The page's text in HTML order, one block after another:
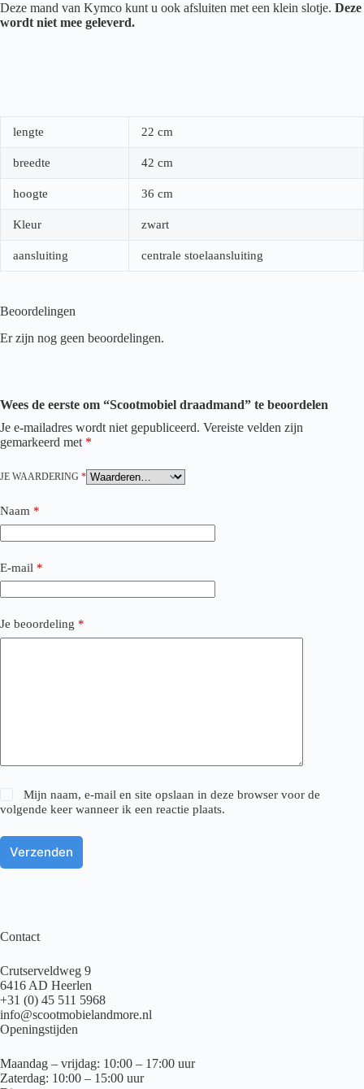
Deze mand van Kymco kunt u ook afsluiten met een klein slotje. Deze
wordt niet mee geleverd.
lengte 22 cm
breedte 42 cm
hoogte 36 cm
Kleur zwart
aansluiting centrale stoelaansluiting
Beoordelingen
Er zijn nog geen beoordelingen.
Wees de eerste om “Scootmobiel draadmand” te beoordelen
Je e-mailadres wordt niet gepubliceerd. Vereiste velden zijn
gemarkeerd met *
JE WAARDERING *
Naam *
E-mail *
Je beoordeling *
Mijn naam, e-mail en site opslaan in deze browser voor de
volgende keer wanneer ik een reactie plaats.
Verzenden
Contact
Crutserveldweg 9
6416 AD Heerlen
+31 (0) 45 511 5968
info@scootmobielandmore.nl
Openingstijden
Maandag – vrijdag: 10:00 – 17:00 uur
Zaterdag: 10:00 – 15:00 uur